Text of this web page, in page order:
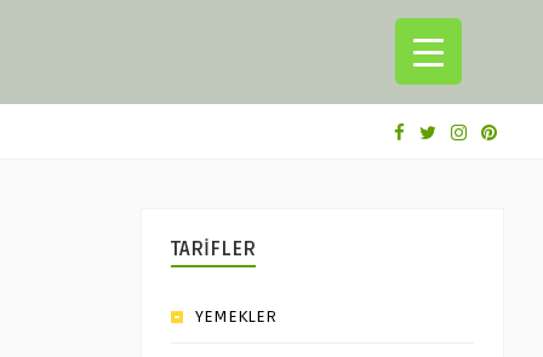
TARİFLER
YEMEKLER